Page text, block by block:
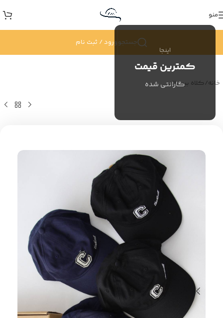
اینجا
کمترین قیمت
گارانتی شده
منو
جستجوورود / ثبت نام
خانه/کلاه بیسبالی